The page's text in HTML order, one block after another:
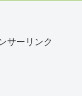
サーリンク